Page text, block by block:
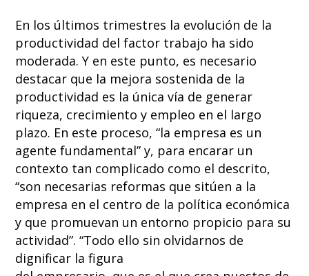
En los últimos trimestres la evolución de la
productividad del factor trabajo ha sido
moderada. Y en este punto, es necesario
destacar que la mejora sostenida de la
productividad es la única vía de generar
riqueza, crecimiento y empleo en el largo
plazo. En este proceso, “la empresa es un
agente fundamental” y, para encarar un
contexto tan complicado como el descrito,
“son necesarias reformas que sitúen a la
empresa en el centro de la política económica
y que promuevan un entorno propicio para su
actividad”. “Todo ello sin olvidarnos de
dignificar la figura